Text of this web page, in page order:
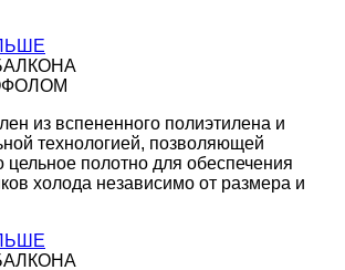
из вспененного полиэтилена и
технологией, позволяющей
цельное полотно для обеспечения
холода независимо от размера и